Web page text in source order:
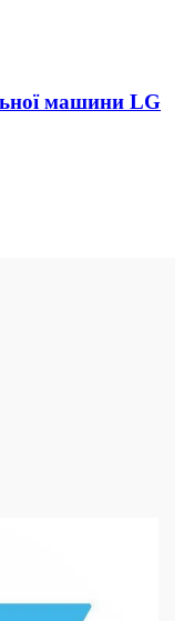
машини LG